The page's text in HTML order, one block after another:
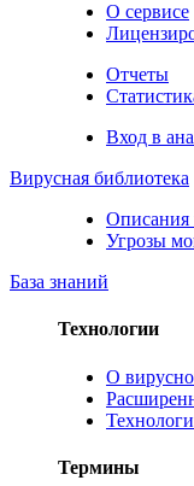
О сервисе
Отчеты
Вход в
Вирусная библиотека
Описания
Угрозы
База знаний
Технологии
О
Термины